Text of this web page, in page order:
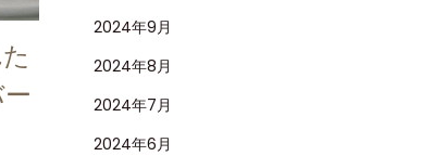
2024年9月
2024年8月
2024年7月
2024年6月